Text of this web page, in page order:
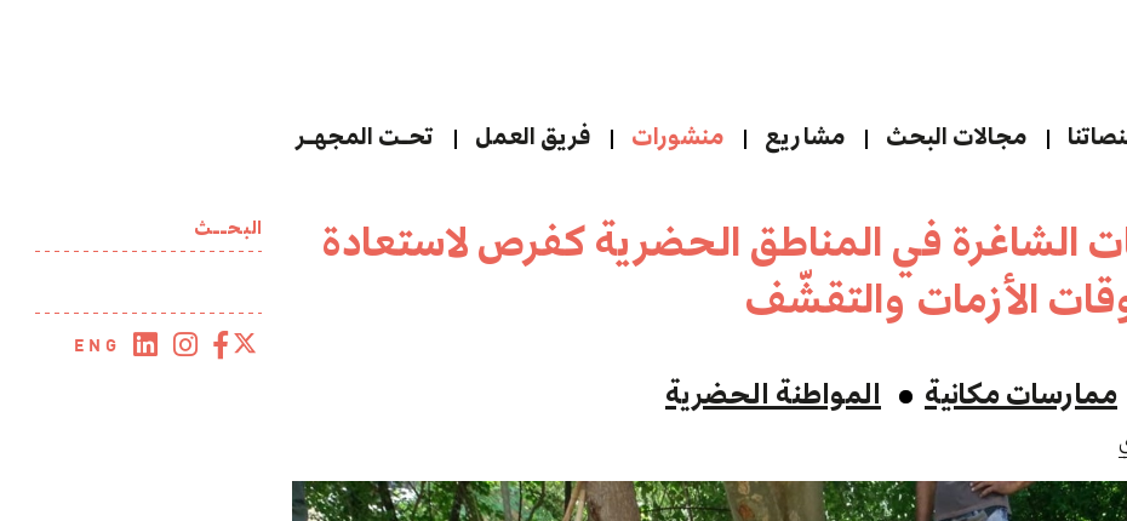
مجالات البحث مشاريع منشورات فريق العمل تحـت المجهـر
البحــث
ENG
الشاغرة في المناطق الحضرية كفرص لاستعادة
الأزمات والتقشّف
ممارسات مكانية المواطنة الحضرية